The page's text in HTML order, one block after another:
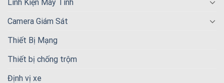
Linh Kiện Máy Tính
Camera Giám Sát
Thiết Bị Mạng
Thiết bị chống trộm
Định vị xe